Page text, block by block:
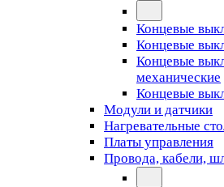
Концевые
Концевые
Концевые
механические
Концевые
Модули и датчики
Нагревательные
Платы управления
Провода, кабели,